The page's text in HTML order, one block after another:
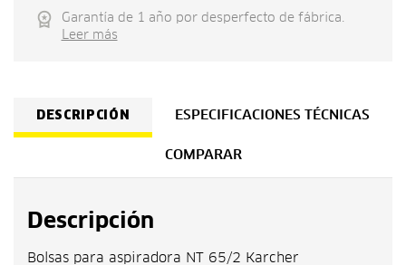
Garantía de 1 año por desperfecto de fábrica.
Leer más
DESCRIPCIÓN ESPECIFICACIONES TÉCNICAS
COMPARAR
Descripción
Bolsas para aspiradora NT 65/2 Karcher